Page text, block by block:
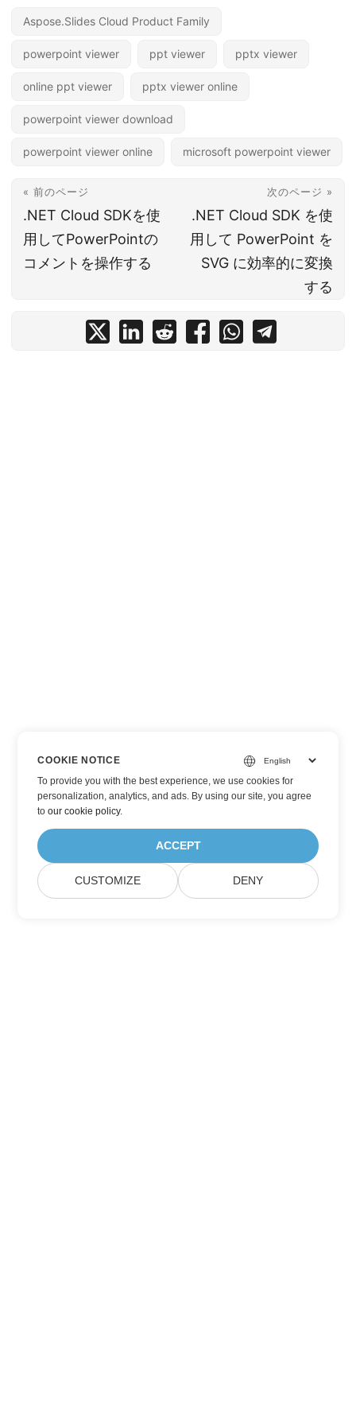
Aspose.Slides Cloud Product Family
powerpoint viewer ppt viewer pptx viewer
online ppt viewer pptx viewer online
powerpoint viewer download
powerpoint viewer online microsoft powerpoint viewer
« 前のページ
.NET Cloud SDKを使
用してPowerPointの
コメントを操作する
次のページ »
.NET Cloud SDK を使
用して PowerPoint を
SVG に効率的に変換
する
COOKIE NOTICE
To provide you with the best experience, we use cookies for
personalization, analytics, and ads. By using our site, you agree
toour cookie policy.
ACCEPT
CUSTOMIZE DENY